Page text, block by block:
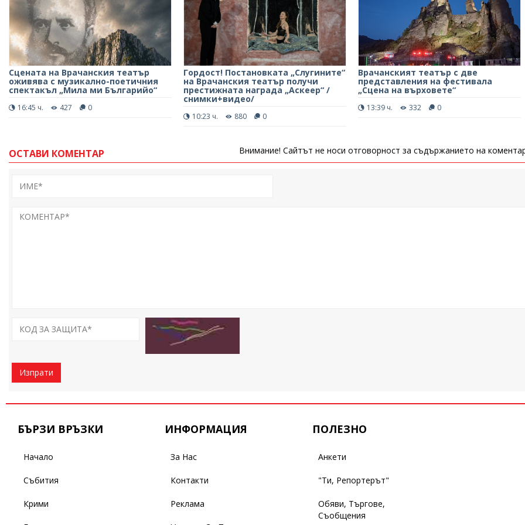
Сцената на Врачанския театър
оживява с музикално-поетичния
спектакъл „Мила ми Българийо“
16:45 ч. 427 0
Гордост! Постановката „Слугините“
на Врачанския театър получи
престижната награда „Аскеер“ /
снимки+видео/
10:23 ч. 880 0
Врачанският театър с две
представления на фестивала
„Сцена на върховете“
13:39 ч. 332 0
ОСТАВИ КОМЕНТАР Внимание! Сайтът не носи отговорност за съдържанието на
Изпрати
БЪРЗИ ВРЪЗКИ
Начало
Събития
Крими
ИНФОРМАЦИЯ
За Нас
Контакти
Реклама
ПОЛЕЗНО
Анкети
"Ти, Репортерът"
Обяви, Търгове,
Съобщения